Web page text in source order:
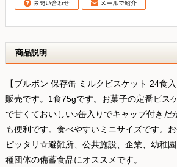
商品説明
【ブルボン 保存缶 ミルクビスケット 24食
販売です。1食75gです。お菓子の定番ビス
で甘くておいしい♪缶入りでキャップ付きだ
も便利です。食べやすいミニサイズです。
ピッタリ☆避難所、公共施設、企業、幼稚
種団体の備蓄食品にオススメです。